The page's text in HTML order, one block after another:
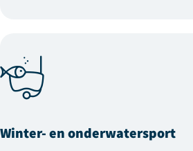
Winter- en onderwatersport